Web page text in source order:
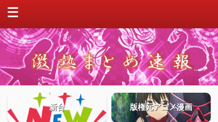
新台 版権元アニメ漫画